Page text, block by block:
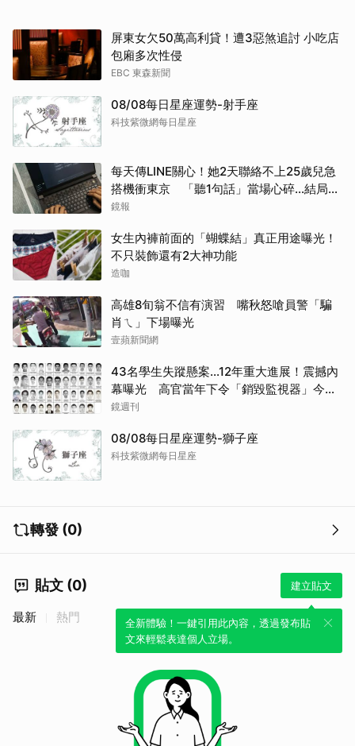
屏東女欠50萬高利貸！遭3惡煞追討 小吃店
包廂多次性侵
EBC 東森新聞
08/08每日星座運勢-射手座
科技紫微網每日星座
每天傳LINE關心！她2天聯絡不上25歲兒急
搭機衝東京 「聽1句話」當場心碎...結局看
哭網
鏡報
女生內褲前面的「蝴蝶結」真正用途曝光！
不只裝飾還有2大神功能
造咖
高雄8旬翁不信有演習 嘴秋怒嗆員警「騙
肖ㄟ」下場曝光
壹蘋新聞網
43名學生失蹤懸案...12年重大進展！震撼內
幕曝光 高官當年下令「銷毀監視器」今遭
逮
鏡週刊
08/08每日星座運勢-獅子座
科技紫微網每日星座
轉發 (0)
貼文 (0) 建立貼文
全新體驗！一鍵引用此內容，透過發布貼
文來輕鬆表達個人立場。
最新 熱門
取消